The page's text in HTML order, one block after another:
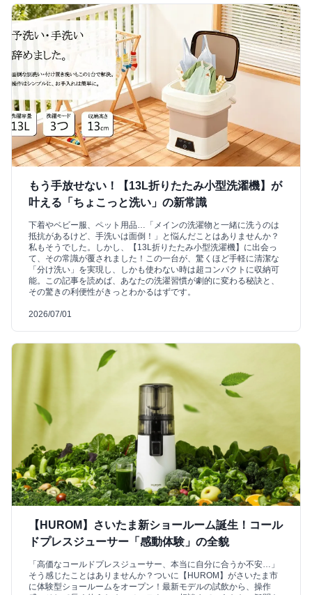
もう手放せない！【13L折りたたみ小型洗濯機】が
叶える「ちょこっと洗い」の新常識
下着やベビー服、ペット用品…「メインの洗濯物と一緒に洗うのは
抵抗があるけど、手洗いは面倒！」と悩んだことはありませんか？
私もそうでした。しかし、【13L折りたたみ小型洗濯機】に出会っ
て、その常識が覆されました！この一台が、驚くほど手軽に清潔な
「分け洗い」を実現し、しかも使わない時は超コンパクトに収納可
能。この記事を読めば、あなたの洗濯習慣が劇的に変わる秘訣と、
その驚きの利便性がきっとわかるはずです。
2026/07/01
【HUROM】さいたま新ショールーム誕生！コール
ドプレスジューサー「感動体験」の全貌
「高価なコールドプレスジューサー、本当に自分に合うか不安…」
そう感じたことはありませんか？ついに【HUROM】がさいたま市
に体験型ショールームをオープン！最新モデルの試飲から、操作